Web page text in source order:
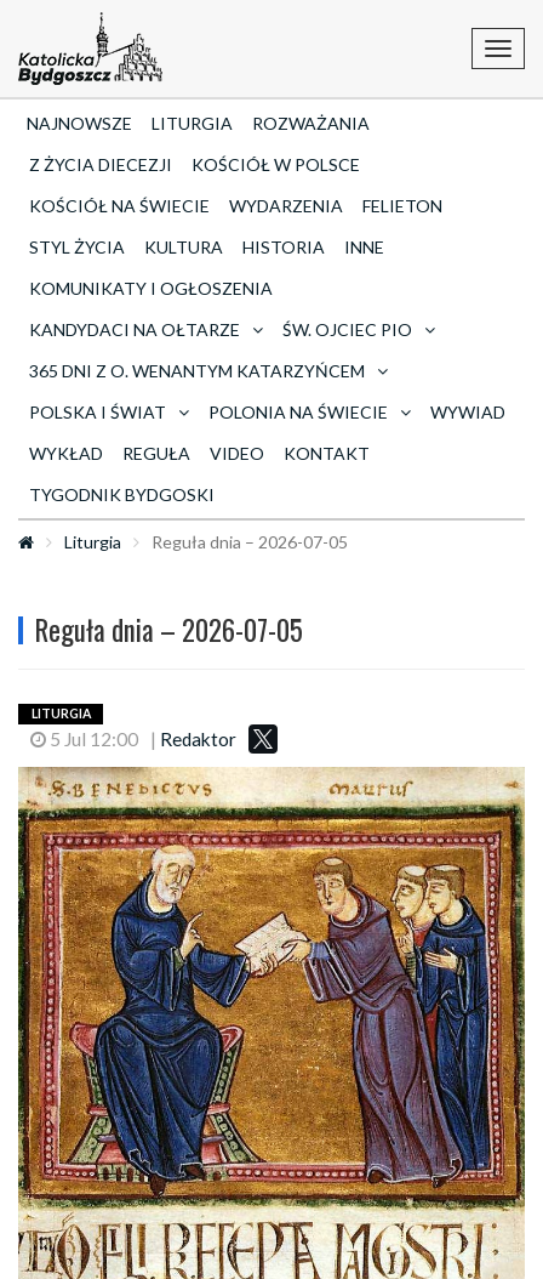
NAJNOWSZE LITURGIA
ROZWAŻANIA
Z ŻYCIA DIECEZJI
KOŚCIÓŁ W POLSCE
KOŚCIÓŁ NA ŚWIECIE
WYDARZENIA
FELIETON
STYL ŻYCIA
KULTURA HISTORIA
INNE
KOMUNIKATY I OGŁOSZENIA
KANDYDACI NA OŁTARZE
ŚW. OJCIEC PIO
365 DNI Z O. WENANTYM KATARZYŃCEM
POLSKA I ŚWIAT
POLONIA NA ŚWIECIE
WYWIAD
WYKŁAD
REGUŁA VIDEO
KONTAKT
TYGODNIK BYDGOSKI
Liturgia Reguła dnia – 2026-07-05
Reguła dnia – 2026-07-05
LITURGIA
5 Jul 12:00 | Redaktor